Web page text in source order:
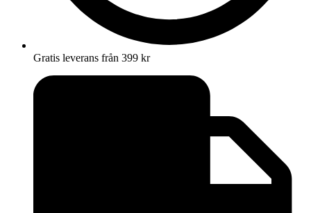
Gratis leverans från 399 kr